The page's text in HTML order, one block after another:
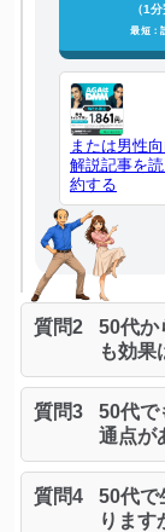
（1分
最短：
または男性
解説記事を
約する
質問2
50代か
も効果
質問3
50代で
通点が
質問4
50代で
ります